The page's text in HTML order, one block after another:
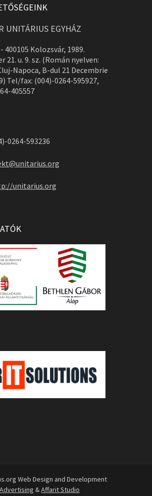
UNITÁRIUS EGYHÁZ
- 400105 Kolozsvár, 1989.
21. u. 9. sz. (Román nyelven:
Napoca, B-dul 21 Decembrie
Tel/fax: (004)-0264-595927,
405557
0264-593236
unitarius.org
Web Design and Development
&Affarit Studio